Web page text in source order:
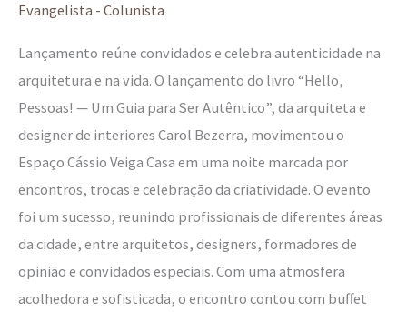
Evangelista - Colunista
Lançamento reúne convidados e celebra autenticidade na
arquitetura e na vida. O lançamento do livro “Hello,
Pessoas! — Um Guia para Ser Autêntico”, da arquiteta e
designer de interiores Carol Bezerra, movimentou o
Espaço Cássio Veiga Casa em uma noite marcada por
encontros, trocas e celebração da criatividade. O evento
foi um sucesso, reunindo profissionais de diferentes áreas
da cidade, entre arquitetos, designers, formadores de
opinião e convidados especiais. Com uma atmosfera
acolhedora e sofisticada, o encontro contou com buffet
para
Autêntico”